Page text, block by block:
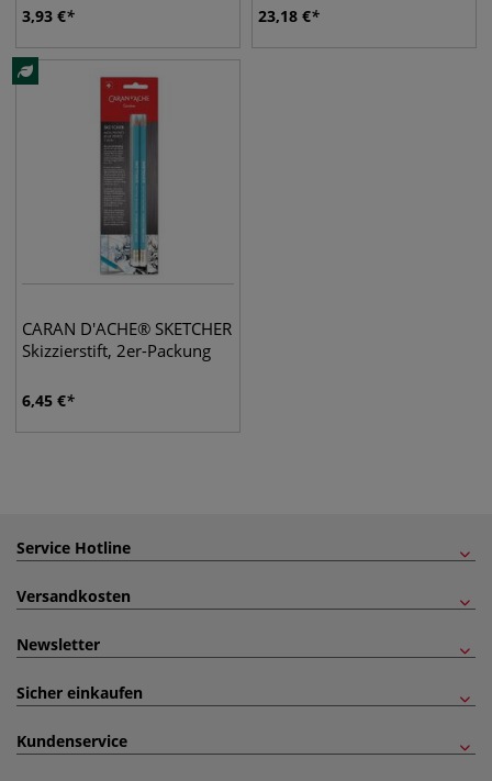
3,93 € 23,18 €
CARAN D'ACHE® SKETCHER
Skizzierstift, 2er-Packung
6,45 €
Service Hotline
Versandkosten
Newsletter
Sicher einkaufen
Kundenservice